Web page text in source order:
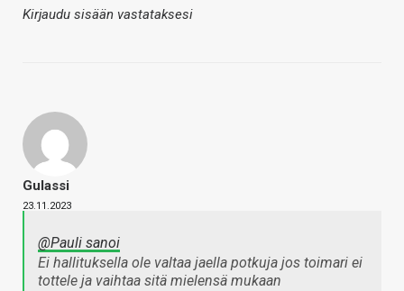
Kirjaudu sisään vastataksesi
Gulassi
23.11.2023
@Pauli sanoi
Ei hallituksella ole valtaa jaella potkuja jos toimari ei
tottele ja vaihtaa sitä mielensä mukaan